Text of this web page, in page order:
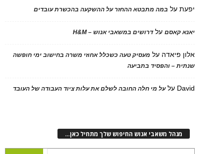
יפעתעל במה מתבטא ההחזר על ההשקעה בהכשרת עובדים
יאנא קאסםעלדרושים במשאבי אנוש – H&M
אלון פיאדה על מעסיק טעה כשכלל אחוזי משרה בחישוב ימי חופשה
שנתית – והפסיד בתביעה
David עלעל מי חלה החובה לשלם את עלות ציוד העבודה של העובד
מנהל משאבי אנוש החיפוש שלך מתחיל כאן…